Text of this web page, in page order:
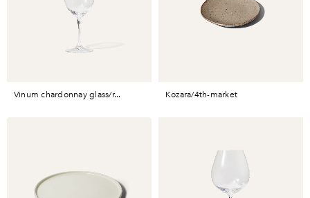
vinum chardonnay glass/r... kozara/4th-market